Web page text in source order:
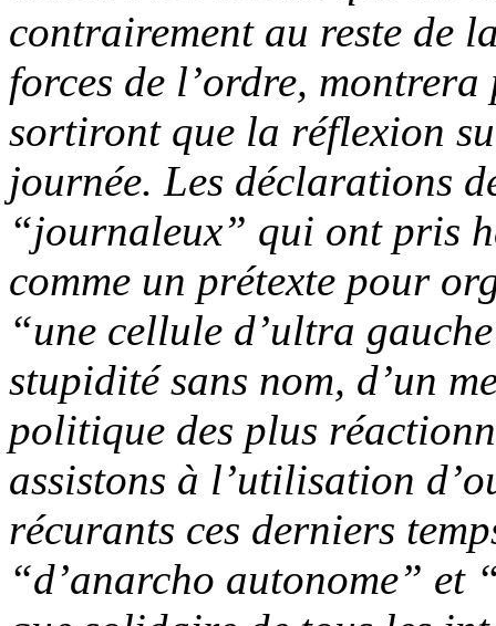
contrairement au reste de
forces de l’ordre,
sortiront que la réflexion
journée. Les déclarations
“journaleux” qui ont pris
comme un prétexte pour
“une cellule d’ultra
stupidité sans nom, d’un
politique des plus
assistons à l’utilisation
récurants ces derniers
“d’anarcho autonome” et